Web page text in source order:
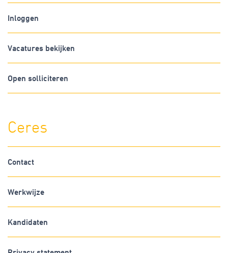
Inloggen
Vacatures bekijken
Open solliciteren
Ceres
Contact
Werkwijze
Kandidaten